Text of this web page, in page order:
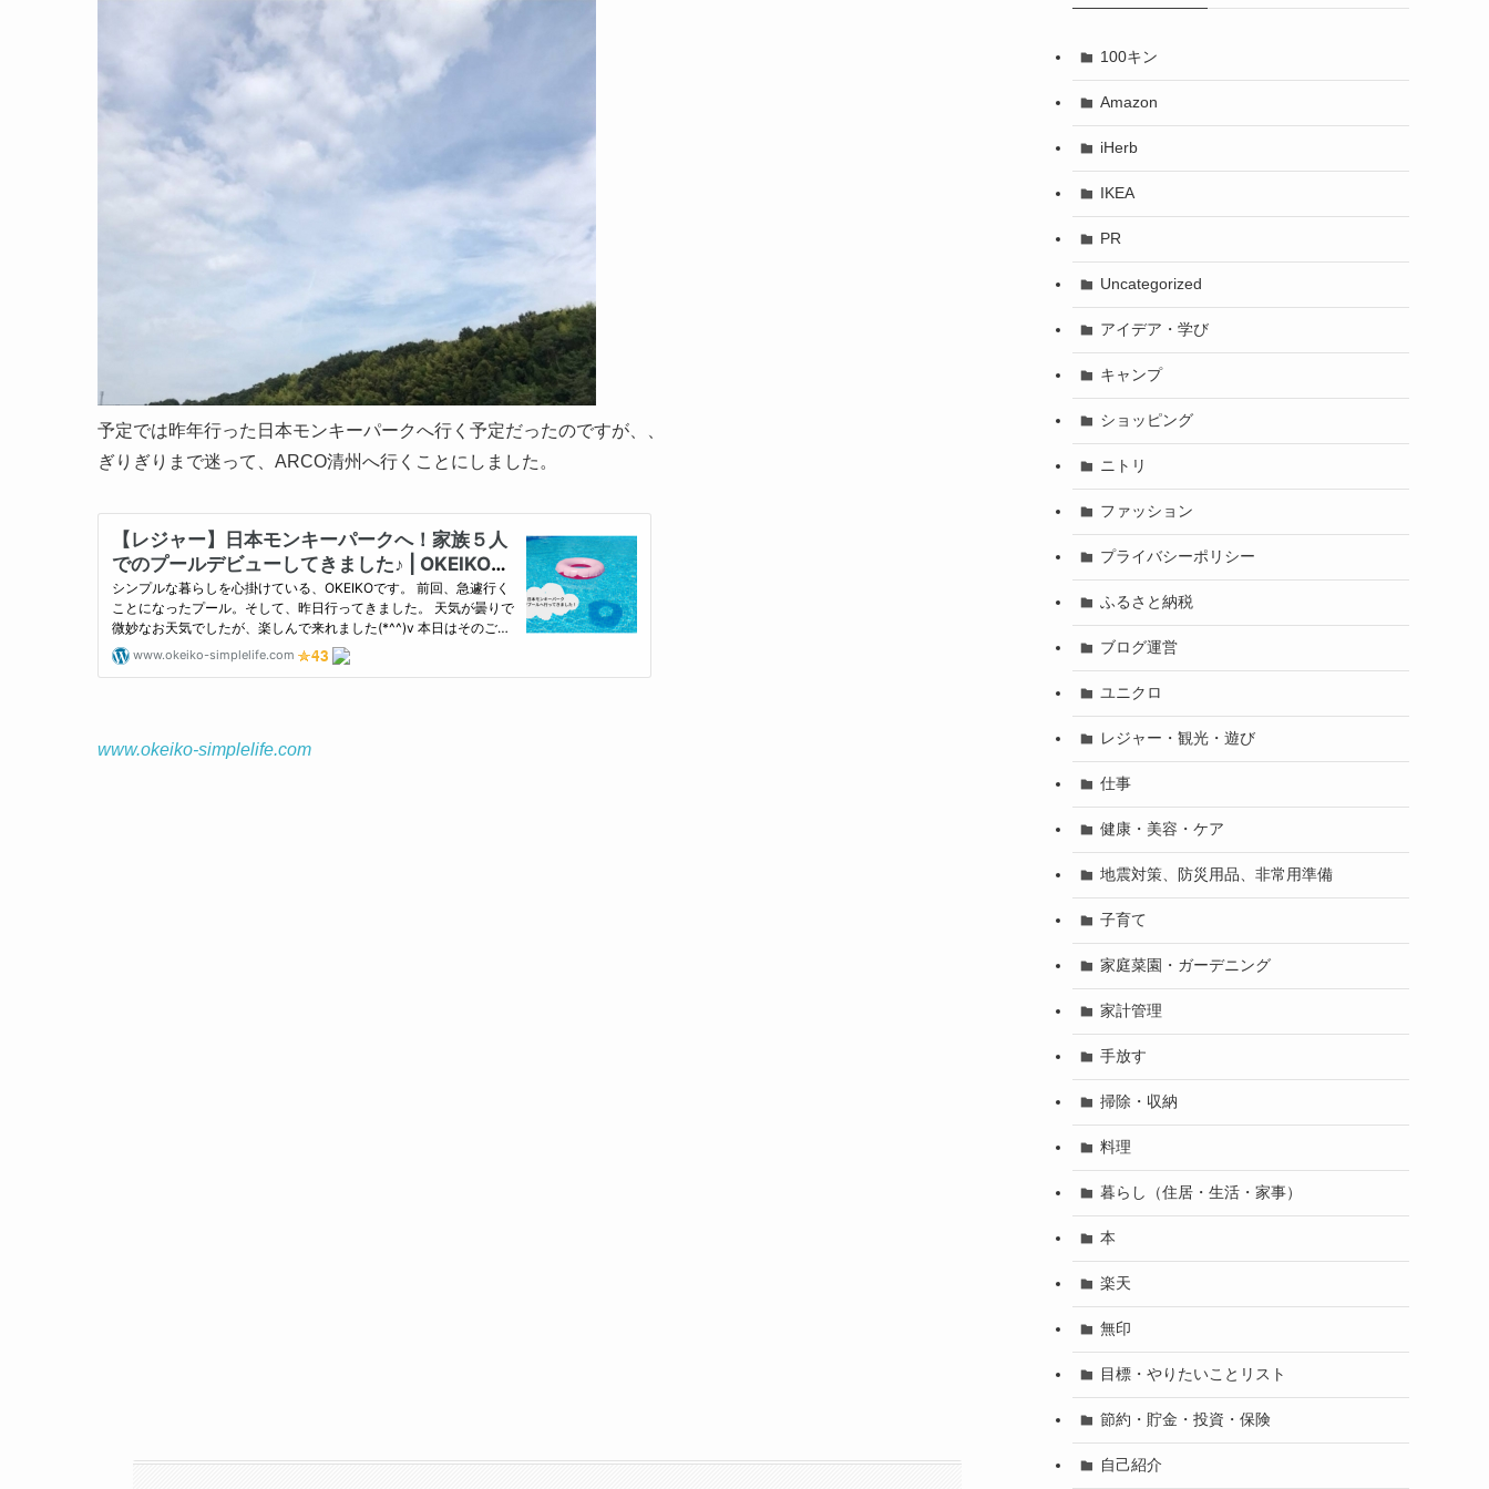
予定では昨年行った日本モンキーパークへ行く予定だったのですが、、
ぎりぎりまで迷って、ARCO清州へ行くことにしました。
www.okeiko-simplelife.com
100キン
Amazon
iHerb
IKEA
PR
Uncategorized
アイデア・学び
キャンプ
ショッピング
ニトリ
ファッション
プライバシーポリシー
ふるさと納税
ブログ運営
ユニクロ
レジャー・観光・遊び
仕事
健康・美容・ケア
地震対策、防災用品、非常用準備
子育て
家庭菜園・ガーデニング
家計管理
手放す
掃除・収納
料理
暮らし（住居・生活・家事）
本
楽天
無印
目標・やりたいことリスト
節約・貯金・投資・保険
自己紹介